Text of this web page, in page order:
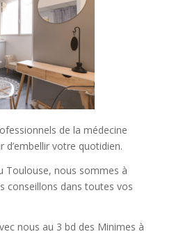
de la médecine
votre quotidien.
Toulouse, nous sommes à
conseillons dans toutes vos
nous au 3 bd des Minimes à